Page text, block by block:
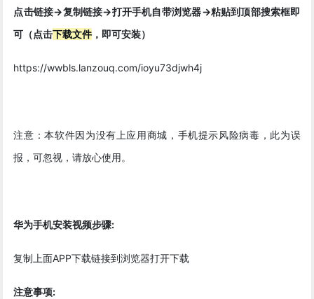
点击链接->复制链接->打开手机自带浏览器->粘贴到顶部搜索框即
可（点击下载文件，即可安装）
https://wwbls.lanzouq.com/ioyu73djwh4j
注意：本软件因为没有上应用商城，手机提示风险病毒，此为误
报，可忽视，请放心使用。
华为手机安装视频步骤:
复制上面APP下载链接到浏览器打开下载
注意事项: